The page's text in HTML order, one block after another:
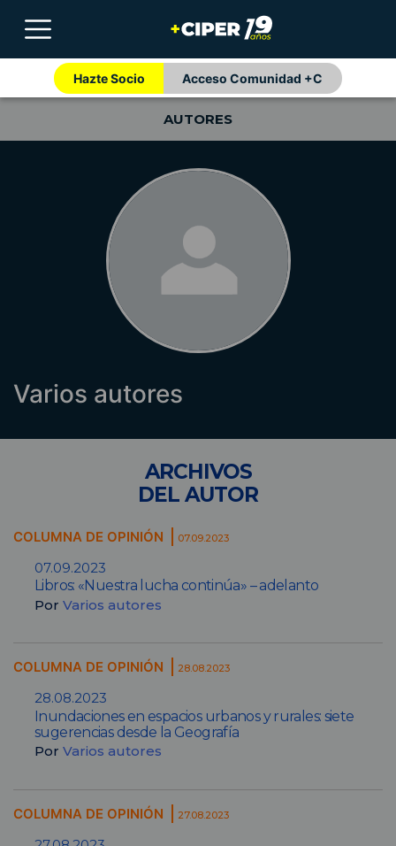
Hazte Socio Acceso Comunidad +C
AUTORES
Varios autores
ARCHIVOS
DEL AUTOR
COLUMNA DE OPINIÓN 07.09.2023
07.09.2023
Libros: «Nuestra lucha continúa» – adelanto
Por Varios autores
COLUMNA DE OPINIÓN 28.08.2023
28.08.2023
Inundaciones en espacios urbanos y rurales: siete
sugerencias desde la Geografía
Por Varios autores
COLUMNA DE OPINIÓN 27.08.2023